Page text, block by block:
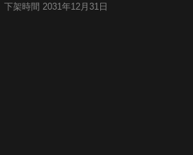
下架時間 2031年12月31日